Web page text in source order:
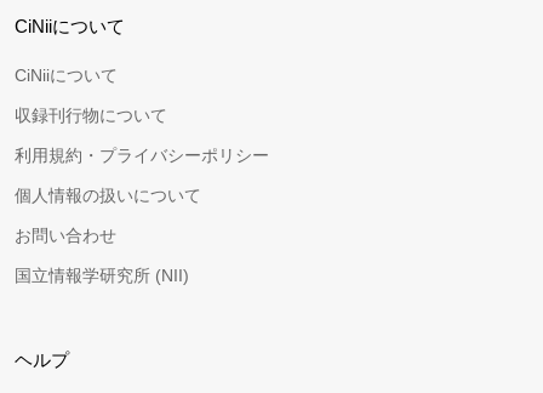
CiNiiについて
CiNiiについて
収録刊行物について
利用規約・プライバシーポリシー
個人情報の扱いについて
お問い合わせ
国立情報学研究所 (NII)
ヘルプ